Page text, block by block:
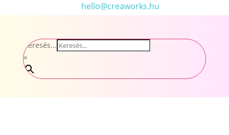
hello@creaworks.hu
Keresés...
×